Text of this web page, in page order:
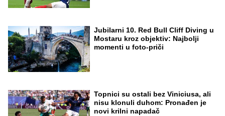
Jubilarni 10. Red Bull Cliff Diving u
Mostaru kroz objektiv: Najbolji
momenti u foto-priči
Topnici su ostali bez Viniciusa, ali
nisu klonuli duhom: Pronađen je
novi krilni napadač